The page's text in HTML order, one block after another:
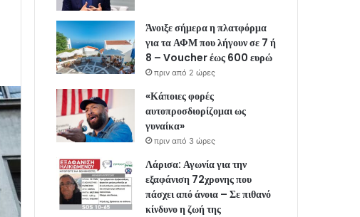
Άνοιξε σήμερα η πλατφόρμα
για τα ΑΦΜ που λήγουν σε 7 ή
8 – Voucher έως 600 ευρώ
πριν από 2 ώρες
«Κάποιες φορές
αυτοπροσδιορίζομαι ως
γυναίκα»
πριν από 3 ώρες
Λάρισα: Αγωνία για την
εξαφάνιση 72χρονης που
πάσχει από άνοια – Σε πιθανό
κίνδυνο η ζωή της